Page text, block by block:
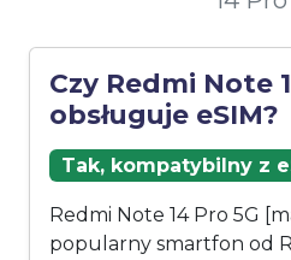
Czy Redmi Note
obsługuje eSIM?
Tak, kompatybilny z
Redmi Note 14 Pro 5G
popularny smartfon od